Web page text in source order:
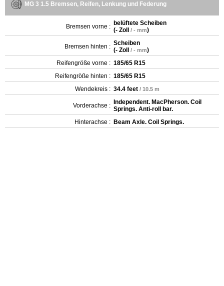
MG 3 1.5 Bremsen, Reifen, Lenkung und Federung
Bremsen vorne : belüftete Scheiben
(- Zoll / - mm)
Bremsen hinten : Scheiben
(- Zoll / - mm)
Reifengröße vorne : 185/65 R15
Reifengröße hinten : 185/65 R15
Wendekreis : 34.4 feet / 10.5 m
Vorderachse :
Independent. MacPherson. Coil
Springs. Anti-roll bar.
Hinterachse : Beam Axle. Coil Springs.